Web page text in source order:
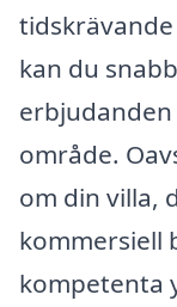
kan du
område.
om din villa,
kommersiell
kompetenta